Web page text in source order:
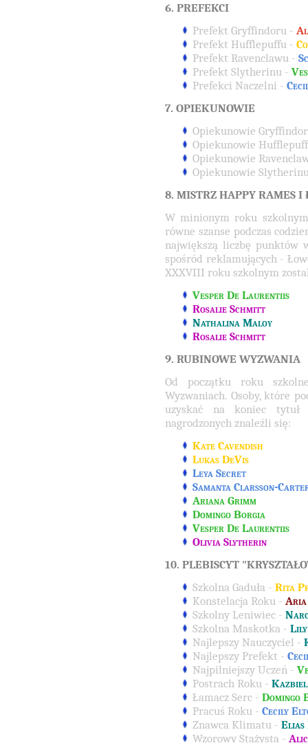
6. PREFEKCI
Prefekt Gryffindoru -
Prefekt Hufflepuffu -
Prefekt Ravenclawu -
Prefekt Slytherinu -
Prefekci Naczelni -
7. OPIEKUNOWIE
Opiekunowie
Opiekunowie
Opiekunowie
Opiekunowie
8. MISTRZ HAPPY RAMES I
W minionym roku
równe szanse podczas
największą liczbę punktów
spośród reklamujących -
XXXVIII roku szkolnym
Vesper De Laurentiis
Rosalie Schmitt
Nathalina Maloy
Rosalie Schmitt
9. RUBINOWE WYZWANIA
Od początku roku
Wyzwaniach. Osoby, które
uzyskać na koniec
nagrodzonych znaleźli się:
Kate Cavendish
Lukas DeVis
Leya Secret
Samanta Clarsson-
Ariana Grimm
Domingo Borgia
Vesper De Laurentiis
Olivia Slytherin
10. PLEBISCYT
Szkolna Gaduła - Rita
Konstelacja Roku - Aria
Szkolny Leniwiec -
Szkolna Maskotka -
Najlepszy Nauczyciel -
Najlepszy Prefekt -
Najpilniejszy Uczeń -
Postrach Roku -
Łamacz Serc - Domingo
Pracuś Roku - Cecily
Znawca Klimatu - Elias
Wzorowy Stażysta -